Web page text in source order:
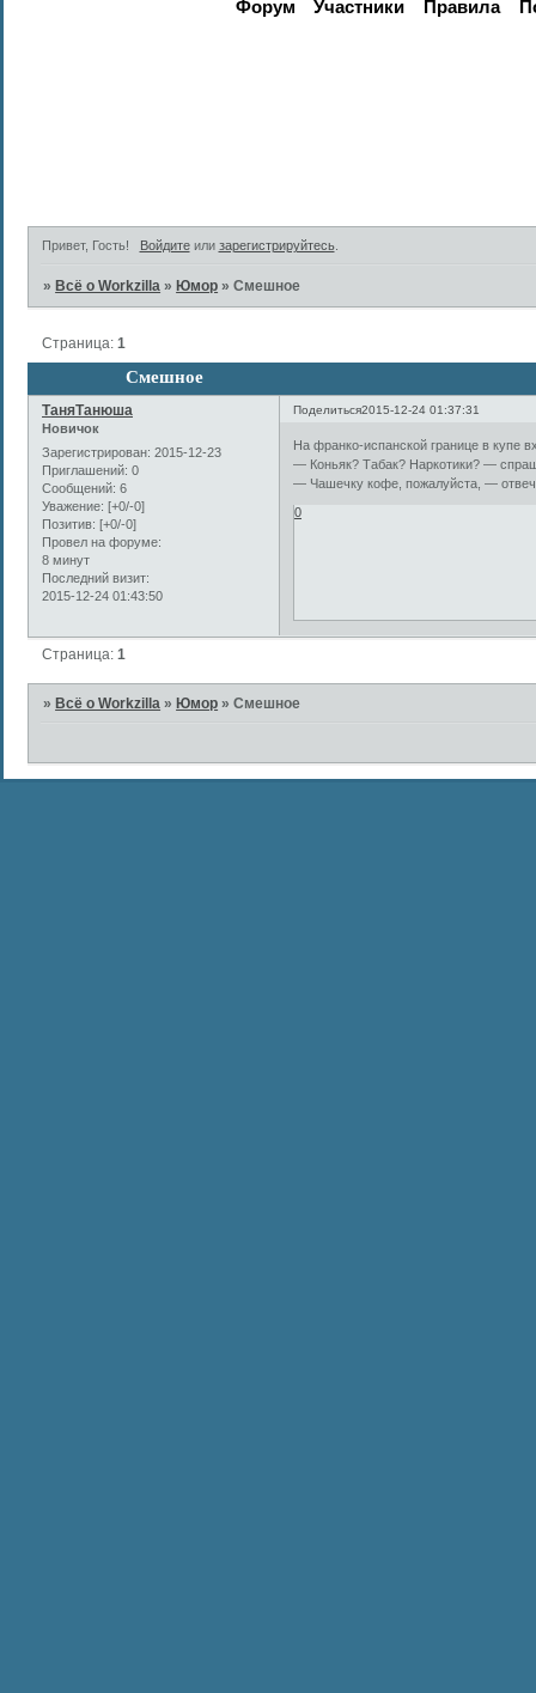
Форум Участники Правила
Привет, Гость! Войдитеили зарегистрируйтесь.
» Всё о Workzilla » Юмор »Смешное
Смешное
Страница:1
Поделиться2015-12-24 01:37:31
ТаняТанюша
Новичок
Зарегистрирован: 2015-12-23
Приглашений: 0
Сообщений: 6
Уважение: [+0/-0]
Позитив: [+0/-0]
Провел на форуме:
8 минут
Последний визит:
2015-12-24 01:43:50
На франко-испанской границе в купе
— Коньяк? Табак? Наркотики? —
— Чашечку кофе, пожалуйста, —
0
Страница:1
» Всё о Workzilla » Юмор »Смешное